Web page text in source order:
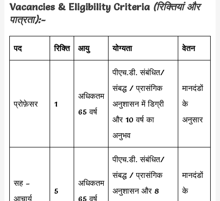
Vacancies & Eligibility Criteria (रिक्तियां और
पात्रता):-
पद रिक्ति आयु योग्यता वेतन
प्रोफ़ेसर 1
अधिकतम
65 वर्ष
पीएच.डी. संबंधित/
संबद्ध / प्रासंगिक
अनुशासन में डिग्री
और 10 वर्ष का
अनुभव
मानदंडों
के
अनुसार
सह –
आचार्य
5
अधिकतम
65 वर्ष
पीएच.डी. संबंधित/
संबद्ध / प्रासंगिक
अनुशासन और 8
मानदंडों
के